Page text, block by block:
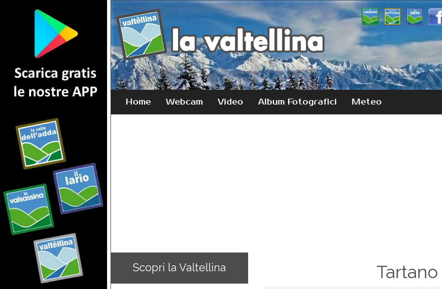
Home Webcam Video Album Fotografici Meteo
Scopri la Valtellina Tartano